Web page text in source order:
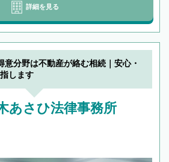
詳細を見る
意分野は不動産が絡む相続｜安心・
します
あさひ法律事務所